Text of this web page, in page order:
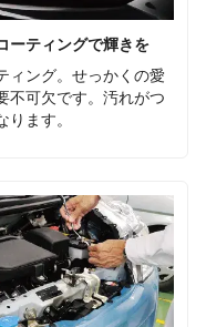
ーティングで輝きを
ィング。せっかくの愛
不可欠です。汚れがつ
ます。